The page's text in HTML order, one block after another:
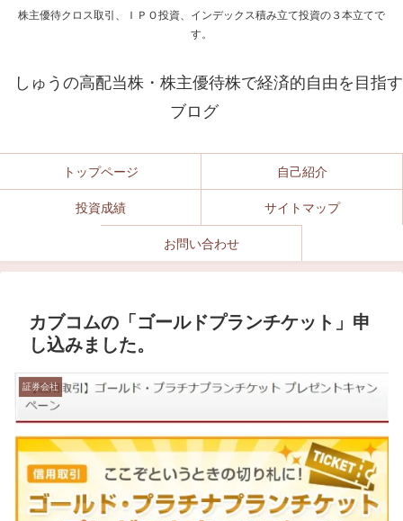
株主優待クロス取引、ＩＰＯ投資、インデックス積み立て投資の３本立てで
す。
しゅうの高配当株・株主優待株で経済的自由を目指す
ブログ
トップページ 自己紹介
投資成績 サイトマップ
お問い合わせ
カブコムの「ゴールドプランチケット」申
し込みました。
証券会社